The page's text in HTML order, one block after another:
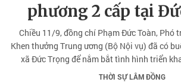
phương 2 cấp tại
Chiều 11/9, đồng chí Phạm Đức Toàn, Phó
Khen thưởng Trung ương (Bộ Nội vụ) đã có
xã Đức Trọng để nắm bắt tình hình triển
phương 2 cấp.
THỜI SỰ LÂM ĐỒNG